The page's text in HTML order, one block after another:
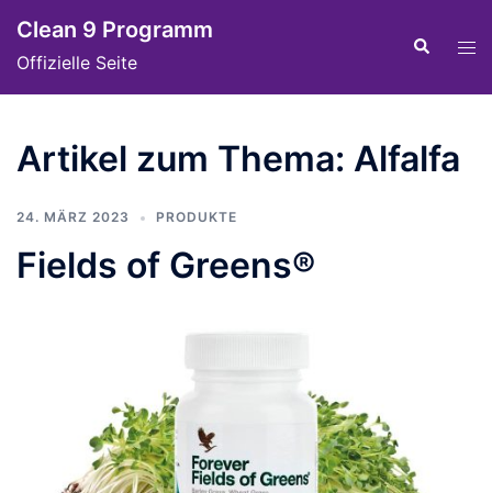
content
Clean 9 Programm
Offizielle Seite
Search
Artikel zum Thema: Alfalfa
24. MÄRZ 2023 PRODUKTE
Fields of Greens®